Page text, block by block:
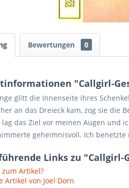
Bewertungen 0
"Callgirl-
glitt die Innenseite ihres
an das Dreieck kam, zog sie die
das Ziel vor meinen Augen und
geheimnisvoll. Ich
Links zu "Callgirl-
zum Artikel?
Artikel von Joel Dorn